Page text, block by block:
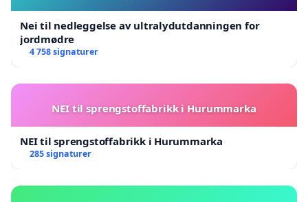
Nei til nedleggelse av ultralydutdanningen for
jordmødre
4 758 signaturer
NEI til sprengstoffabrikk i Hurummarka
NEI til sprengstoffabrikk i Hurummarka
285 signaturer